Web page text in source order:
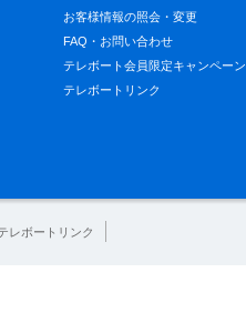
お客様情報の照会・変更
FAQ・お問い合わせ
テレボート会員限定キャンペーン
テレボートリンク
レボートリンク